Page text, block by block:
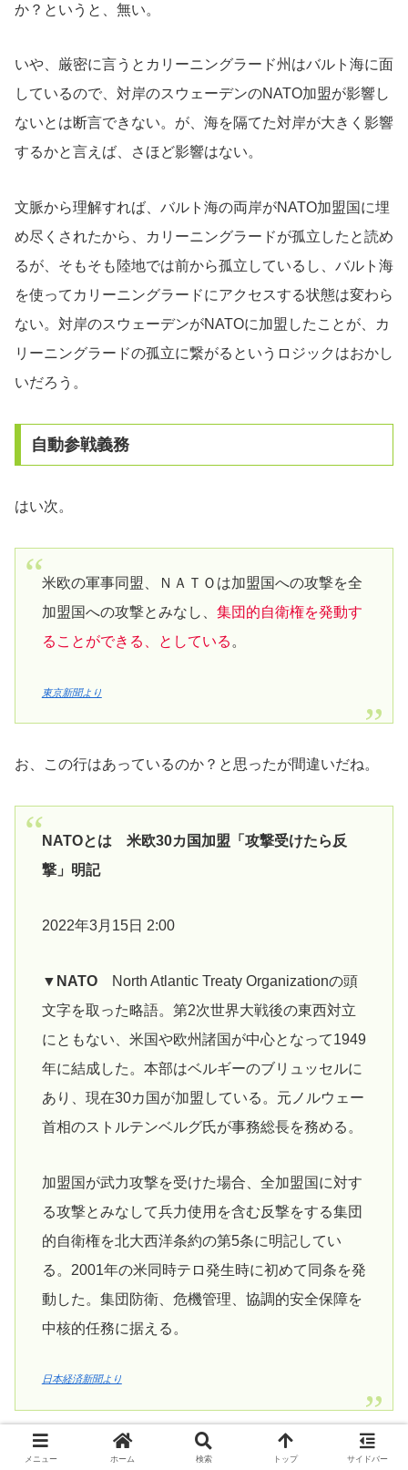
か？というと、無い。
いや、厳密に言うとカリーニングラード州はバルト海に面
しているので、対岸のスウェーデンのNATO加盟が影響し
ないとは断言できない。が、海を隔てた対岸が大きく影響
するかと言えば、さほど影響はない。
文脈から理解すれば、バルト海の両岸がNATO加盟国に埋
め尽くされたから、カリーニングラードが孤立したと読め
るが、そもそも陸地では前から孤立しているし、バルト海
を使ってカリーニングラードにアクセスする状態は変わら
ない。対岸のスウェーデンがNATOに加盟したことが、カ
リーニングラードの孤立に繋がるというロジックはおかし
いだろう。
自動参戦義務
はい次。
米欧の軍事同盟、ＮＡＴＯは加盟国への攻撃を全
加盟国への攻撃とみなし、 集団的自衛権を発動す
ることができる、としている 。
東京新聞より
お、この行はあっているのか？と思ったが間違いだね。
NATOとは 米欧30カ国加盟「攻撃受けたら反
撃」明記
2022年3月15日 2:00
▼NATONorth Atlantic Treaty Organizationの頭
文字を取った略語。第2次世界大戦後の東西対立
にともない、米国や欧州諸国が中心となって1949
年に結成した。本部はベルギーのブリュッセルに
あり、現在30カ国が加盟している。元ノルウェー
首相のストルテンベルグ氏が事務総長を務める。
加盟国が武力攻撃を受けた場合、全加盟国に対す
る攻撃とみなして兵力使用を含む反撃をする集団
的自衛権を北大西洋条約の第5条に明記してい
る。2001年の米同時テロ発生時に初めて同条を発
動した。集団防衛、危機管理、協調的安全保障を
中核的任務に据える。
日本経済新聞より
むしろ、集団安全保障こそがNATOの中核的任務である。
メニュー ホーム 検索 トップ サイドバー